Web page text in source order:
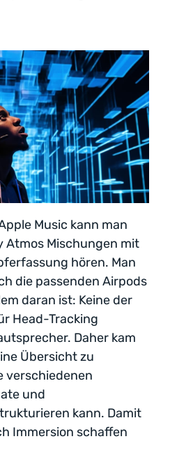
Music kann man
Atmos Mischungen mit
hören. Man
die passenden Airpods
daran ist: Keine der
Head-Tracking
Daher kam
Übersicht zu
verschiedenen
und
kann. Damit
Immersion schaffen